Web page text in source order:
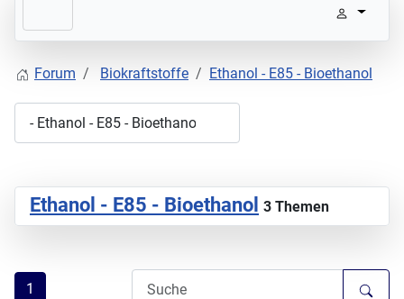
Forum Biokraftstoffe Ethanol - E85 - Bioethanol
Ethanol - E85 - Bioethanol 3 Themen
1